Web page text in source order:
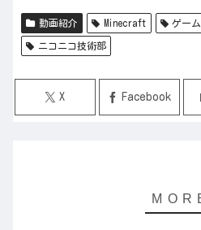
動画紹介 Minecraft ゲーム
ニコニコ技術部
X Facebook